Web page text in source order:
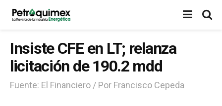
Insiste CFE en LT; relanza
licitación de 190.2 mdd
Fuente: El Financiero / Por Francisco Cepeda